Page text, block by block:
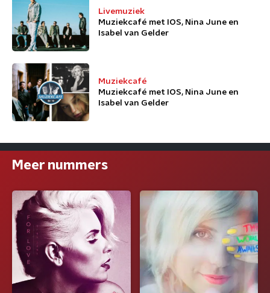
Livemuziek
Muziekcafé met IOS, Nina June en
Isabel van Gelder
Muziekcafé
Muziekcafé met IOS, Nina June en
Isabel van Gelder
Meer nummers